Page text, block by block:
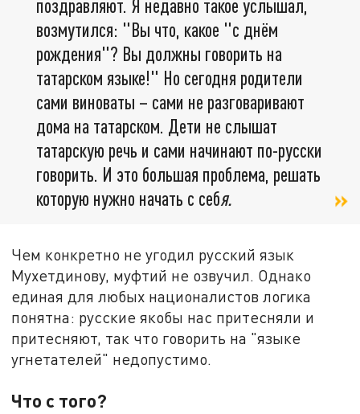
поздравляют. Я недавно такое услышал,
возмутился: "Вы что, какое "с днём
рождения"? Вы должны говорить на
татарском языке!" Но сегодня родители
сами виноваты – сами не разговаривают
дома на татарском. Дети не слышат
татарскую речь и сами начинают по-русски
говорить. И это большая проблема, решать
которую нужно начать с себя.
Чем конкретно не угодил русский язык
Мухетдинову, муфтий не озвучил. Однако
единая для любых националистов логика
понятна: русские якобы нас притесняли и
притесняют, так что говорить на "языке
угнетателей" недопустимо.
Что с того?